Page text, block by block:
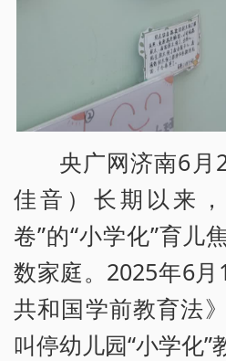
央广网济南6月
佳音）长期以来
卷”的“小学化”育儿
数家庭。2025年6
共和国学前教育法
叫停幼儿园“小学化”